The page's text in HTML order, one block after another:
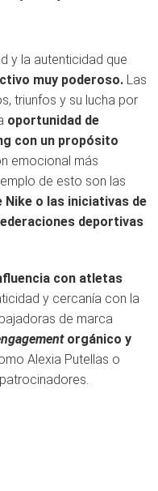
y la autenticidad que
muy poderoso. Las
triunfos y su lucha por
oportunidad de
con un propósito
emocional más
de esto son las
Nike o las iniciativas de
deportivas
con atletas
y cercanía con la
de marca
orgánico y
Alexia Putellas o